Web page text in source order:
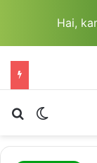
Hai,
Cari berita...
Switch